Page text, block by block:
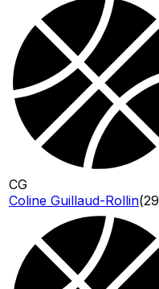
CG
Coline Guillaud-Rollin(29